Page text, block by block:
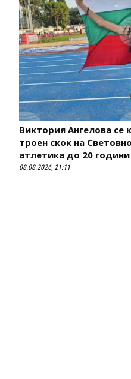
Виктория Ангелова се
троен скок на
атлетика до 20
08.08.2026, 21:11